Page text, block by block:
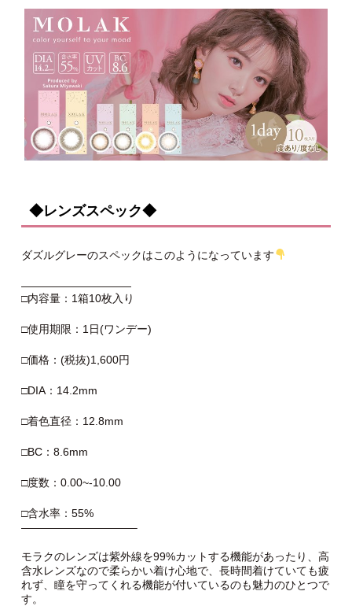
◆レンズスペック◆
ダズルグレーのスペックはこのようになっています
——————————
□内容量：1箱10枚入り
□使用期限：1日(ワンデー)
□価格：(税抜)1,600円
□DIA：14.2mm
□着色直径：12.8mm
□BC：8.6mm
□度数：0.00~-10.00
□含水率：55%
——————————–
モラクのレンズは紫外線を99%カットする機能があったり、高
含水レンズなので柔らかい着け心地で、長時間着けていても疲
れず、瞳を守ってくれる機能が付いているのも魅力のひとつで
す。